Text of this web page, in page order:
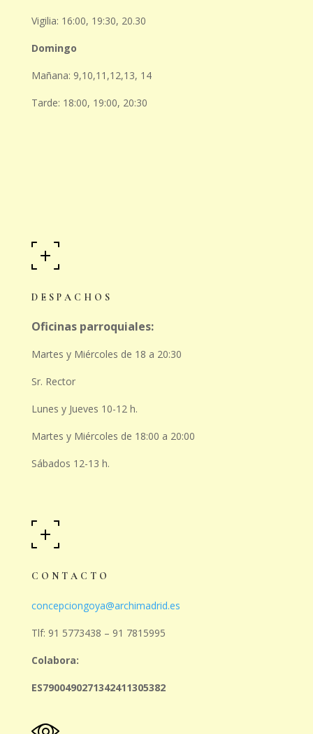
Vigilia: 16:00, 19:30, 20.30
Domingo
Mañana: 9,10,11,12,13, 14
Tarde: 18:00, 19:00, 20:30
DESPACHOS
Oficinas parroquiales:
Martes y Miércoles de 18 a 20:30
Sr. Rector
Lunes y Jueves 10-12 h.
Martes y Miércoles de 18:00 a 20:00
Sábados 12-13 h.
CONTACTO
concepciongoya@archimadrid.es
Tlf: 91 5773438 – 91 7815995
Colabora:
ES7900490271342411305382